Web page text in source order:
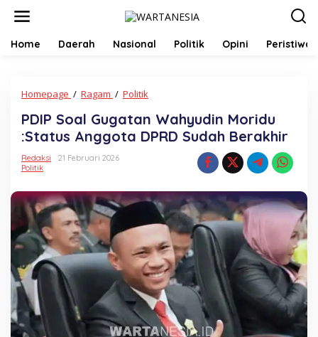
Home Daerah Nasional Politik Opini Peristiwa
Homepage / Ragam / Politik
Gugatan
Wahyudin
Moridu
Sudah
Berakhir
PDIP Soal Gugatan Wahyudin Moridu
:Status Anggota DPRD Sudah Berakhir
Redaksi
21 Februari 2026
Politik